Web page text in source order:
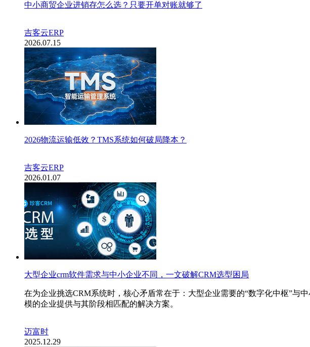
中小商贸企业进销存怎么选？只要开单对账就够了
吉客云ERP
2026.07.15
2026物流运输低效？TMS系统如何破局降本？
吉客云ERP
2026.01.07
大型企业crm软件需求与中小企业不同，一文破解CRM选型困局
在为企业挑选CRM系统时，核心矛盾常在于：大型企业需要的“数字化中枢”与
模的企业提供与其阶段相匹配的解决方案。
迈富时
2025.12.29